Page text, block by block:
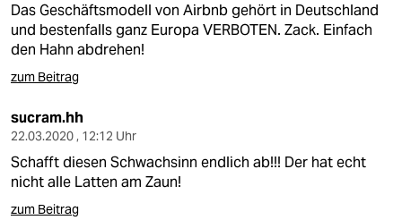
Das Geschäftsmodell von Airbnb gehört in Deutschland
und bestenfalls ganz Europa VERBOTEN. Zack. Einfach
den Hahn abdrehen!
zum Beitrag
sucram.hh
22.03.2020 , 12:12 Uhr
Schafft diesen Schwachsinn endlich ab!!! Der hat echt
nicht alle Latten am Zaun!
zum Beitrag